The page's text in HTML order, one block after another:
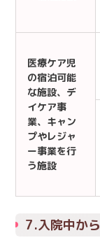
医療ケア児
の宿泊可能
な施設、デ
イケア事
業、キャン
プやレジャ
ー事業を行
う施設
7.入院中か